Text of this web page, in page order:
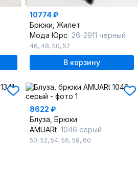
10774 ₽
Брюки, Жилет
Мода Юрс 26-2911 черный
46, 48, 50, 52
В корзину
8622 ₽
Блуза, Брюки
AMUARt 1046 серый
50, 52, 54, 56, 58, 60